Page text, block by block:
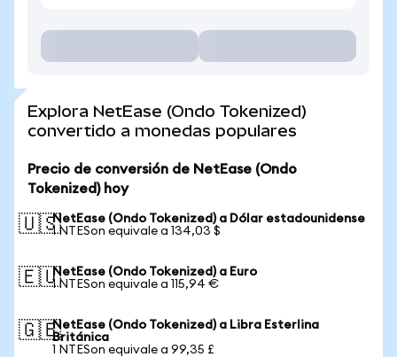
Explora NetEase (Ondo Tokenized)
convertido a monedas populares
Precio de conversión de NetEase (Ondo
Tokenized) hoy
🇺🇸NetEase (Ondo Tokenized) a Dólar estadounidense
1 NTESon equivale a 134,03 $
🇪🇺NetEase (Ondo Tokenized) a Euro
1 NTESon equivale a 115,94 €
🇬🇧NetEase (Ondo Tokenized) a Libra Esterlina
Británica
1 NTESon equivale a 99,35 £